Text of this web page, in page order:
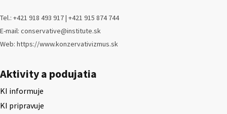
Tel.: +421 918 493 917 | +421 915 874 744
E-mail: conservative@institute.sk
Web: https://www.konzervativizmus.sk
Aktivity a podujatia
KI informuje
KI pripravuje